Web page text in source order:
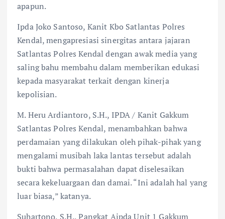
apapun.
Ipda Joko Santoso, Kanit Kbo Satlantas Polres
Kendal, mengapresiasi sinergitas antara jajaran
Satlantas Polres Kendal dengan awak media yang
saling bahu membahu dalam memberikan edukasi
kepada masyarakat terkait dengan kinerja
kepolisian.
M. Heru Ardiantoro, S.H., IPDA / Kanit Gakkum
Satlantas Polres Kendal, menambahkan bahwa
perdamaian yang dilakukan oleh pihak-pihak yang
mengalami musibah laka lantas tersebut adalah
bukti bahwa permasalahan dapat diselesaikan
secara kekeluargaan dan damai. “Ini adalah hal yang
luar biasa,” katanya.
Suhartono, S.H., Pangkat Aipda Unit 1 Gakkum